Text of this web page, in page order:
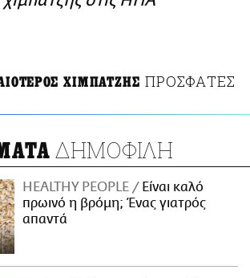
ΧΙΜΠΑΤΖΗΣ ΠΡΟΣΦΑΤΕΣ
ΔΗΜΟΦΙΛΗ
HEALTHY PEOPLE
Είναι καλό
πρωινό η βρόμη; Ένας γιατρός
απαντά